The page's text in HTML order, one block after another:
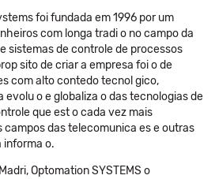
foi fundada em 1996 por um
com longa tradi o no campo da
sistemas de controle de processos
sito de criar a empresa foi o de
com alto contedo tecnol gico,
evolu o e globaliza o das tecnologias de
que est o cada vez mais
campos das telecomunica es e outras
informa o.
Optomation SYSTEMS o